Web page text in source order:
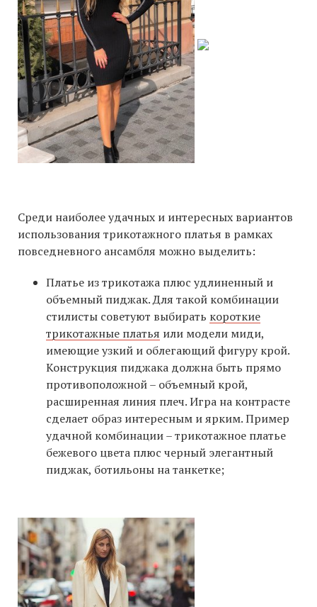
Среди наиболее удачных и интересных вариантов
использования трикотажного платья в рамках
повседневного ансамбля можно выделить:
Платье из трикотажа плюс удлиненный и
объемный пиджак. Для такой комбинации
стилисты советуют выбирать короткие
трикотажные платья или модели миди,
имеющие узкий и облегающий фигуру крой.
Конструкция пиджака должна быть прямо
противоположной – объемный крой,
расширенная линия плеч. Игра на контрасте
сделает образ интересным и ярким. Пример
удачной комбинации – трикотажное платье
бежевого цвета плюс черный элегантный
пиджак, ботильоны на танкетке;